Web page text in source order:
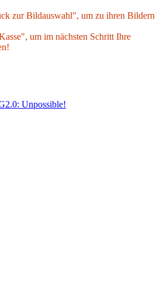
zur Bildauswahl", um zu ihren Bildern
um im nächsten Schritt Ihre